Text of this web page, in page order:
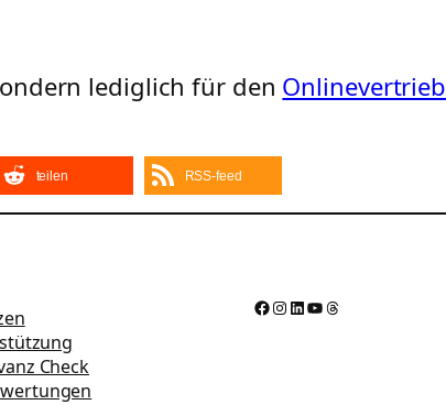
lediglich für den Onlinevertrieb
teilen RSS-feed
Check
Facebook InstagramLinkedIn YouTube Threads